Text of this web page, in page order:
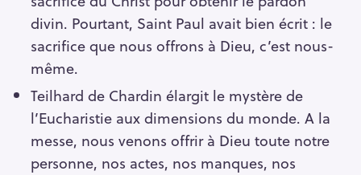
divin. Pourtant, Saint Paul avait bien écrit : le
sacrifice que nous offrons à Dieu, c’est nous-
même.
Teilhard de Chardin élargit le mystère de
l’Eucharistie aux dimensions du monde. A la
messe, nous venons offrir à Dieu toute notre
personne, nos actes, nos manques, nos